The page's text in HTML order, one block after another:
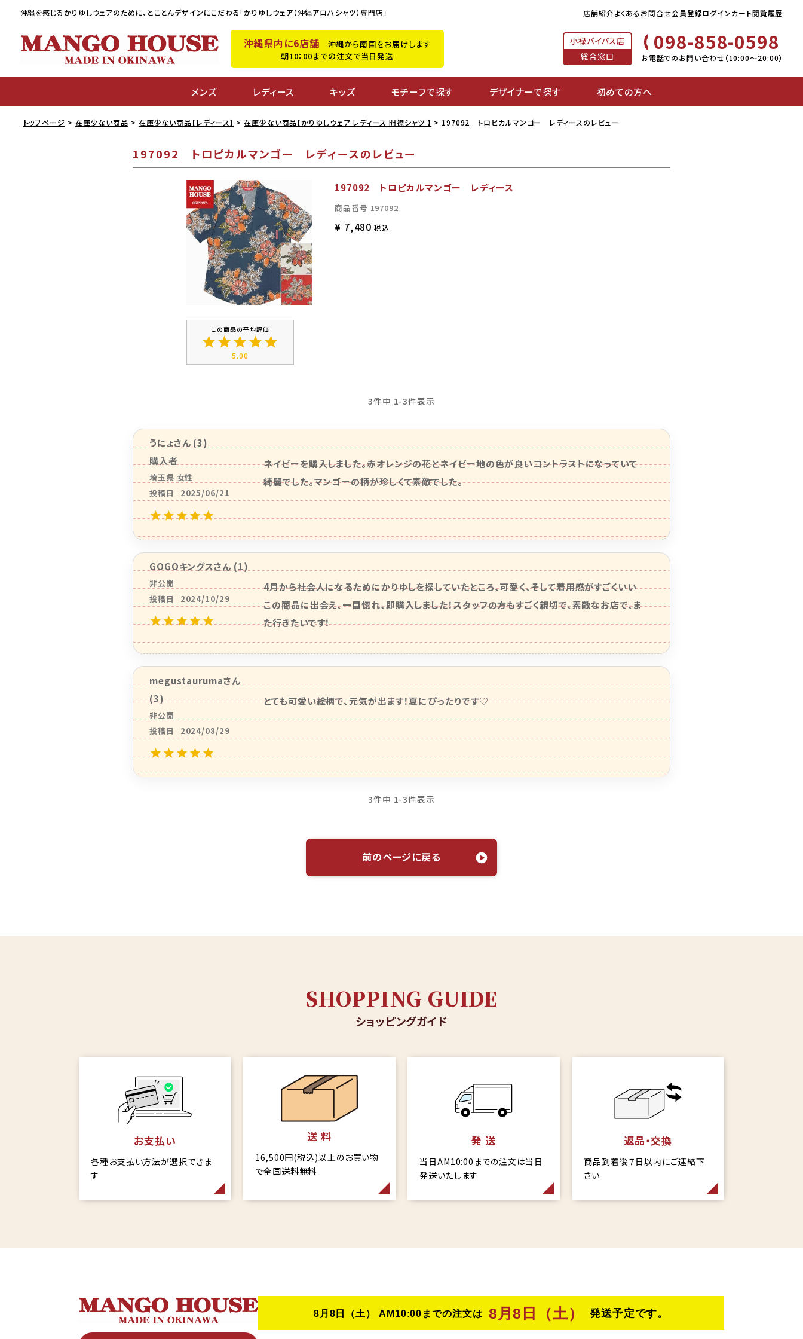
沖縄を感じるかりゆしウェアのために、 とことんデザインにこだわる「かりゆしウェア（沖縄アロハシャツ）専門店」 店舗紹介よくあるお問合せ会員登録ログインカート閲覧履歴
沖縄県内に6店舗 沖縄から南国をお届けします
朝10：00までの注文で当日発送
小禄バイパス店
総合窓口
098-858-0598
お電話でのお問い合わせ（10:00～20:00）
メンズ レディース キッズ モチーフで探す デザイナーで探す 初めての方へ
トップページ 在庫少ない商品 在庫少ない商品【レディース】 在庫少ない商品【かりゆしウェア レディース 開襟シャツ 】 197092 トロピカルマンゴー レディースのレビュー
197092 トロピカルマンゴー レディースのレビュー
197092 トロピカルマンゴー レディース
商品番号 197092
¥ 7,480 税込
5.00
3件中 1-3件表示
うにょ
3
購入者
埼玉県 女性
投稿日
2025/06/21
ネイビーを購入しました。赤オレンジの花とネイビー地の色が良いコントラストになっていて
綺麗でした。マンゴーの柄が珍しくて素敵でした。
GOGOキングス 1
非公開
投稿日
2024/10/29
4月から社会人になるためにかりゆしを探していたところ、可愛く、そして着用感がすごくいい
この商品に出会え、一目惚れ、即購入しました！スタッフの方もすごく親切で、素敵なお店で、ま
た行きたいです！
megustauruma
3
非公開
投稿日
2024/08/29
とても可愛い絵柄で、元気が出ます！夏にぴったりです♡
3件中 1-3件表示
前のページに戻る
SHOPPING GUIDE
ショッピングガイド
お支払い
各種お支払い方法が選択できま
す
送 料
16,500円(税込)以上のお買い物
で全国送料無料
発 送
当日AM10:00までの注文は当日
発送いたします
返品・交換
商品到着後７日以内にご連絡下
さい